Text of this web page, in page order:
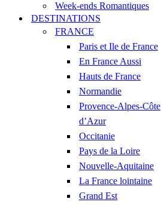
Week-ends Romantiques
DESTINATIONS
FRANCE
Paris et Ile de France
En France Aussi
Hauts de France
Normandie
Provence-Alpes-Côte
d’Azur
Occitanie
Pays de la Loire
Nouvelle-Aquitaine
La France lointaine
Grand Est